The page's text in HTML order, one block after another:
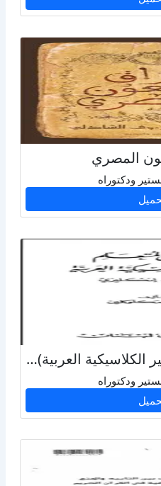
المصري
ودكتوراه
(قاموس المتعلم للتعابيير الكلاسيكية العربية) عربي - إنكليزي – ماكلوكلين
ودكتوراه